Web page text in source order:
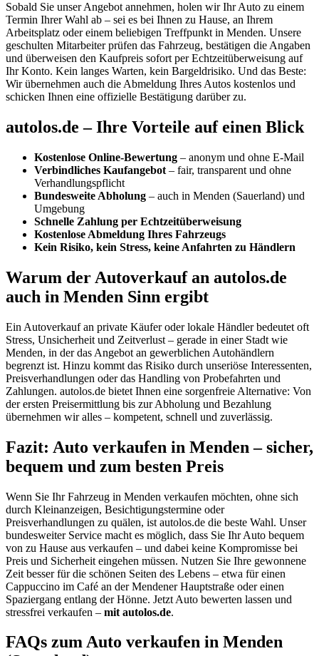
Sobald Sie unser Angebot annehmen, holen wir Ihr Auto zu einem
Termin Ihrer Wahl ab – sei es bei Ihnen zu Hause, an Ihrem
Arbeitsplatz oder einem beliebigen Treffpunkt in Menden. Unsere
geschulten Mitarbeiter prüfen das Fahrzeug, bestätigen die Angaben
und überweisen den Kaufpreis sofort per Echtzeitüberweisung auf
Ihr Konto. Kein langes Warten, kein Bargeldrisiko. Und das Beste:
Wir übernehmen auch die Abmeldung Ihres Autos kostenlos und
schicken Ihnen eine offizielle Bestätigung darüber zu.
autolos.de – Ihre Vorteile auf einen Blick
Kostenlose Online-Bewertung – anonym und ohne E-Mail
Verbindliches Kaufangebot – fair, transparent und ohne
Verhandlungspflicht
Bundesweite Abholung – auch in Menden (Sauerland) und
Umgebung
Schnelle Zahlung per Echtzeitüberweisung
Kostenlose Abmeldung Ihres Fahrzeugs
Kein Risiko, kein Stress, keine Anfahrten zu Händlern
Warum der Autoverkauf an autolos.de
auch in Menden Sinn ergibt
Ein Autoverkauf an private Käufer oder lokale Händler bedeutet oft
Stress, Unsicherheit und Zeitverlust – gerade in einer Stadt wie
Menden, in der das Angebot an gewerblichen Autohändlern
begrenzt ist. Hinzu kommt das Risiko durch unseriöse Interessenten,
Preisverhandlungen oder das Handling von Probefahrten und
Zahlungen. autolos.de bietet Ihnen eine sorgenfreie Alternative: Von
der ersten Preisermittlung bis zur Abholung und Bezahlung
übernehmen wir alles – kompetent, schnell und zuverlässig.
Fazit: Auto verkaufen in Menden – sicher,
bequem und zum besten Preis
Wenn Sie Ihr Fahrzeug in Menden verkaufen möchten, ohne sich
durch Kleinanzeigen, Besichtigungstermine oder
Preisverhandlungen zu quälen, ist autolos.de die beste Wahl. Unser
bundesweiter Service macht es möglich, dass Sie Ihr Auto bequem
von zu Hause aus verkaufen – und dabei keine Kompromisse bei
Preis und Sicherheit eingehen müssen. Nutzen Sie Ihre gewonnene
Zeit besser für die schönen Seiten des Lebens – etwa für einen
Cappuccino im Café an der Mendener Hauptstraße oder einen
Spaziergang entlang der Hönne. Jetzt Auto bewerten lassen und
stressfrei verkaufen – mit autolos.de.
FAQs zum Auto verkaufen in Menden